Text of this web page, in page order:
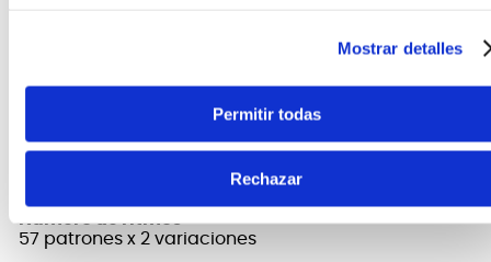
Mostrar detalles
Permitir todas
Rechazar
5_esp01_W.pdf
Número de ritmos
57 patrones x 2 variaciones